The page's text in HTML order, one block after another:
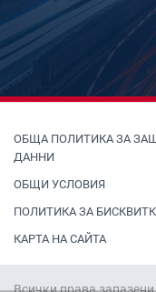
ОБЩА ПОЛИТИКА ЗА
ДАННИ
ОБЩИ УСЛОВИЯ
ПОЛИТИКА ЗА
КАРТА НА САЙТА
Всички права